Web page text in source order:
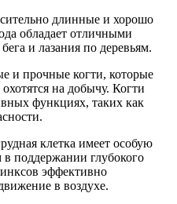
длинные и хорошо
обладает отличными
и лазания по деревьям.
и прочные когти, которые
на добычу. Когти
функциях, таких как
клетка имеет особую
в поддержании глубокого
эффективно
в воздухе.